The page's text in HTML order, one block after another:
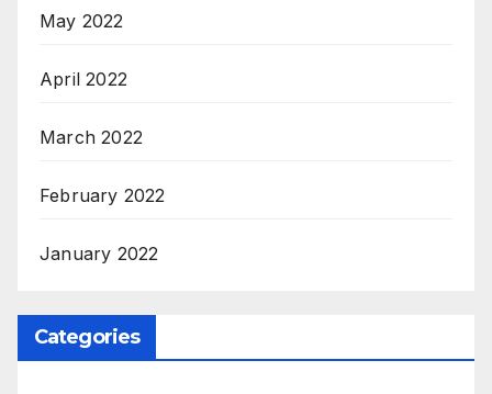
May 2022
April 2022
March 2022
February 2022
January 2022
Categories